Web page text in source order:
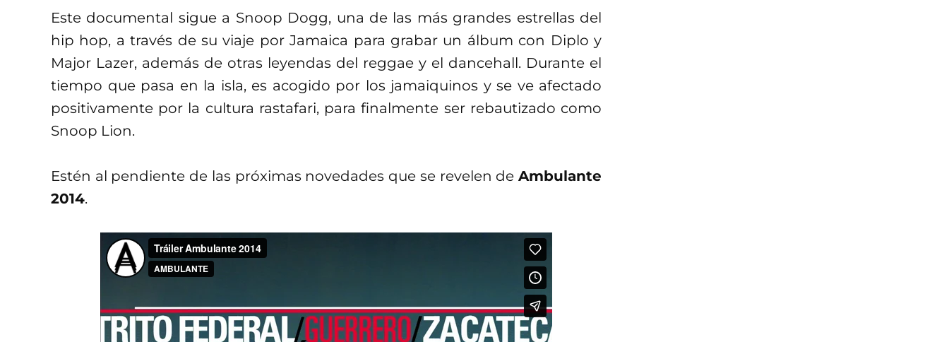
Este documental sigue a Snoop Dogg, una de las más grandes estrellas del
hip hop, a través de su viaje por Jamaica para grabar un álbum con Diplo y
Major Lazer, además de otras leyendas del reggae y el dancehall. Durante el
tiempo que pasa en la isla, es acogido por los jamaiquinos y se ve afectado
positivamente por la cultura rastafari, para finalmente ser rebautizado como
Snoop Lion.
Estén al pendiente de las próximas novedades que se revelen de Ambulante
2014.